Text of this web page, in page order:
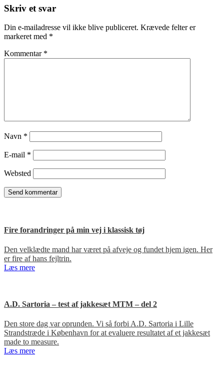
Læserinteraktioner
Skriv et svar
Din e-mailadresse vil ikke blive publiceret. Krævede felter er
markeret med *
Kommentar *
Navn *
E-mail *
Websted
Fire forandringer på min vej i klassisk tøj
Den velklædte mand har været på afveje og fundet hjem igen. Her
er fire af hans fejltrin.
Læs mere
A.D. Sartoria – test af jakkesæt MTM – del 2
Den store dag var oprunden. Vi så forbi A.D. Sartoria i Lille
Strandstræde i København for at evaluere resultatet af et jakkesæt
made to measure.
Læs mere